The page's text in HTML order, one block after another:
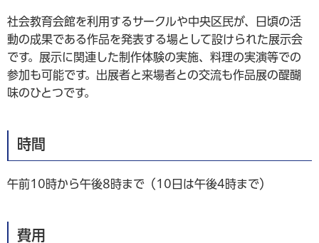
社会教育会館を利用するサークルや中央区民が、日頃の活
動の成果である作品を発表する場として設けられた展示会
です。展示に関連した制作体験の実施、料理の実演等での
参加も可能です。出展者と来場者との交流も作品展の醍醐
味のひとつです。
時間
午前10時から午後8時まで（10日は午後4時まで）
費用